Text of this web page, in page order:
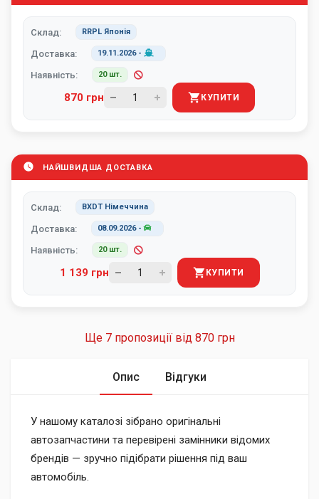
Склад: RRPL Японія
Доставка: 19.11.2026-
Наявність: 20 шт.
870 грн КУПИТИ
НАЙШВИДША ДОСТАВКА
Склад: BXDT Німеччина
Доставка: 08.09.2026-
Наявність: 20 шт.
1 139 грн КУПИТИ
Ще 7 пропозиції від 870 грн
Опис Відгуки
У нашому каталозі зібрано оригінальні
автозапчастини та перевірені замінники відомих
брендів — зручно підібрати рішення під ваш
автомобіль.